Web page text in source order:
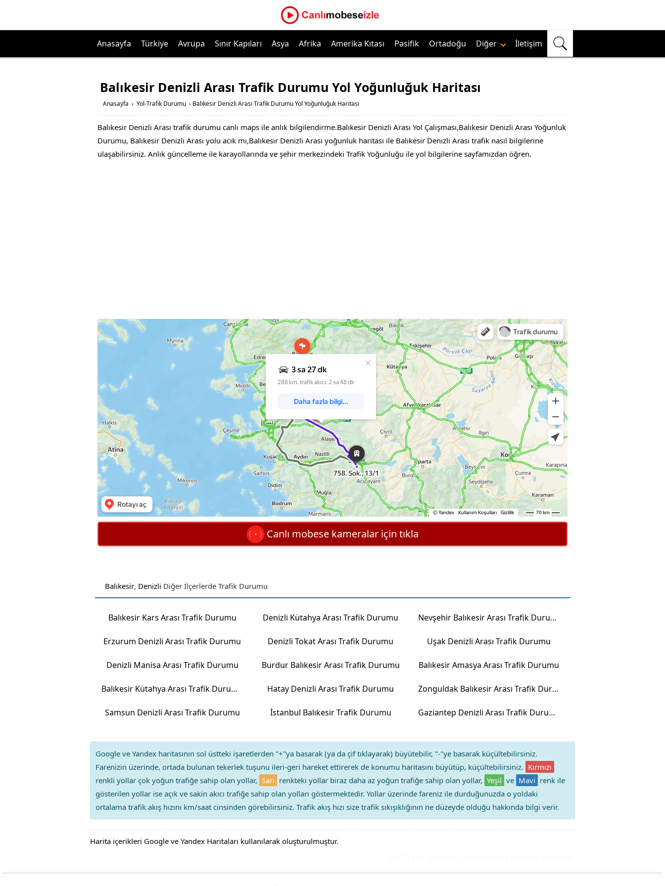
Anasayfa Türkiye Avrupa Sınır Kapıları Asya Afrika Amerika Kıtası Pasifik Ortadoğu Diğer İletişim
Balıkesir Denizli Arası Trafik Durumu Yol Yoğunluğuk Haritası
Anasayfa › Yol-Trafik Durumu › Balıkesir Denizli Arası Trafik Durumu Yol Yoğunluğuk Haritası
Balıkesir Denizli Arası trafik durumu canlı maps ile anlık bilgilendirme.Balıkesir Denizli Arası Yol Çalışması,Balıkesir Denizli Arası Yoğunluk
Durumu, Balıkesir Denizli Arası yolu acık mı,Balıkesir Denizli Arası yoğunluk haritası ile Balıkesir Denizli Arası trafik nasıl bilgilerine
ulaşabilirsiniz. Anlık güncelleme ile karayollarında ve şehir merkezindeki Trafik Yoğunluğu ile yol bilgilerine sayfamızdan öğren.
Canlı mobese kameralar için tıkla
Balıkesir, Denizli Diğer İlçerlerde Trafik Durumu
Balıkesir Kars Arası Trafik Durumu Denizli Kütahya Arası Trafik Durumu Nevşehir Balıkesir Arası Trafik Durumu
Erzurum Denizli Arası Trafik Durumu Denizli Tokat Arası Trafik Durumu Uşak Denizli Arası Trafik Durumu
Denizli Manisa Arası Trafik Durumu Burdur Balıkesir Arası Trafik Durumu Balıkesir Amasya Arası Trafik Durumu
Balıkesir Kütahya Arası Trafik Durumu Hatay Denizli Arası Trafik Durumu Zonguldak Balıkesir Arası Trafik Durumu
Samsun Denizli Arası Trafik Durumu İstanbul Balıkesir Trafik Durumu Gaziantep Denizli Arası Trafik Durumu
Google ve Yandex haritasının sol üstteki işaretlerden "+"ya basarak (ya da çif tıklayarak) büyütebilir, "-"ye basarak küçültebilirsiniz.
Farenizin üzerinde, ortada bulunan tekerlek tuşunu ileri-geri hareket ettirerek de konumu haritasını büyütüp, küçültebilirsiniz. Kırmızı
renkli yollar çok yoğun trafiğe sahip olan yollar, Sarı renkteki yollar biraz daha az yoğun trafiğe sahip olan yollar, Yeşil ve Mavi renk ile
gösterilen yollar ise açık ve sakin akıcı trafiğe sahip olan yolları göstermektedir. Yollar üzerinde fareniz ile durduğunuzda o yoldaki
ortalama trafik akış hızını km/saat cinsinden görebilirsiniz. Trafik akış hızı size trafik sıkışıklığının ne düzeyde olduğu hakkında bilgi verir.
Harita içerikleri Google ve Yandex Haritaları kullanılarak oluşturulmuştur.